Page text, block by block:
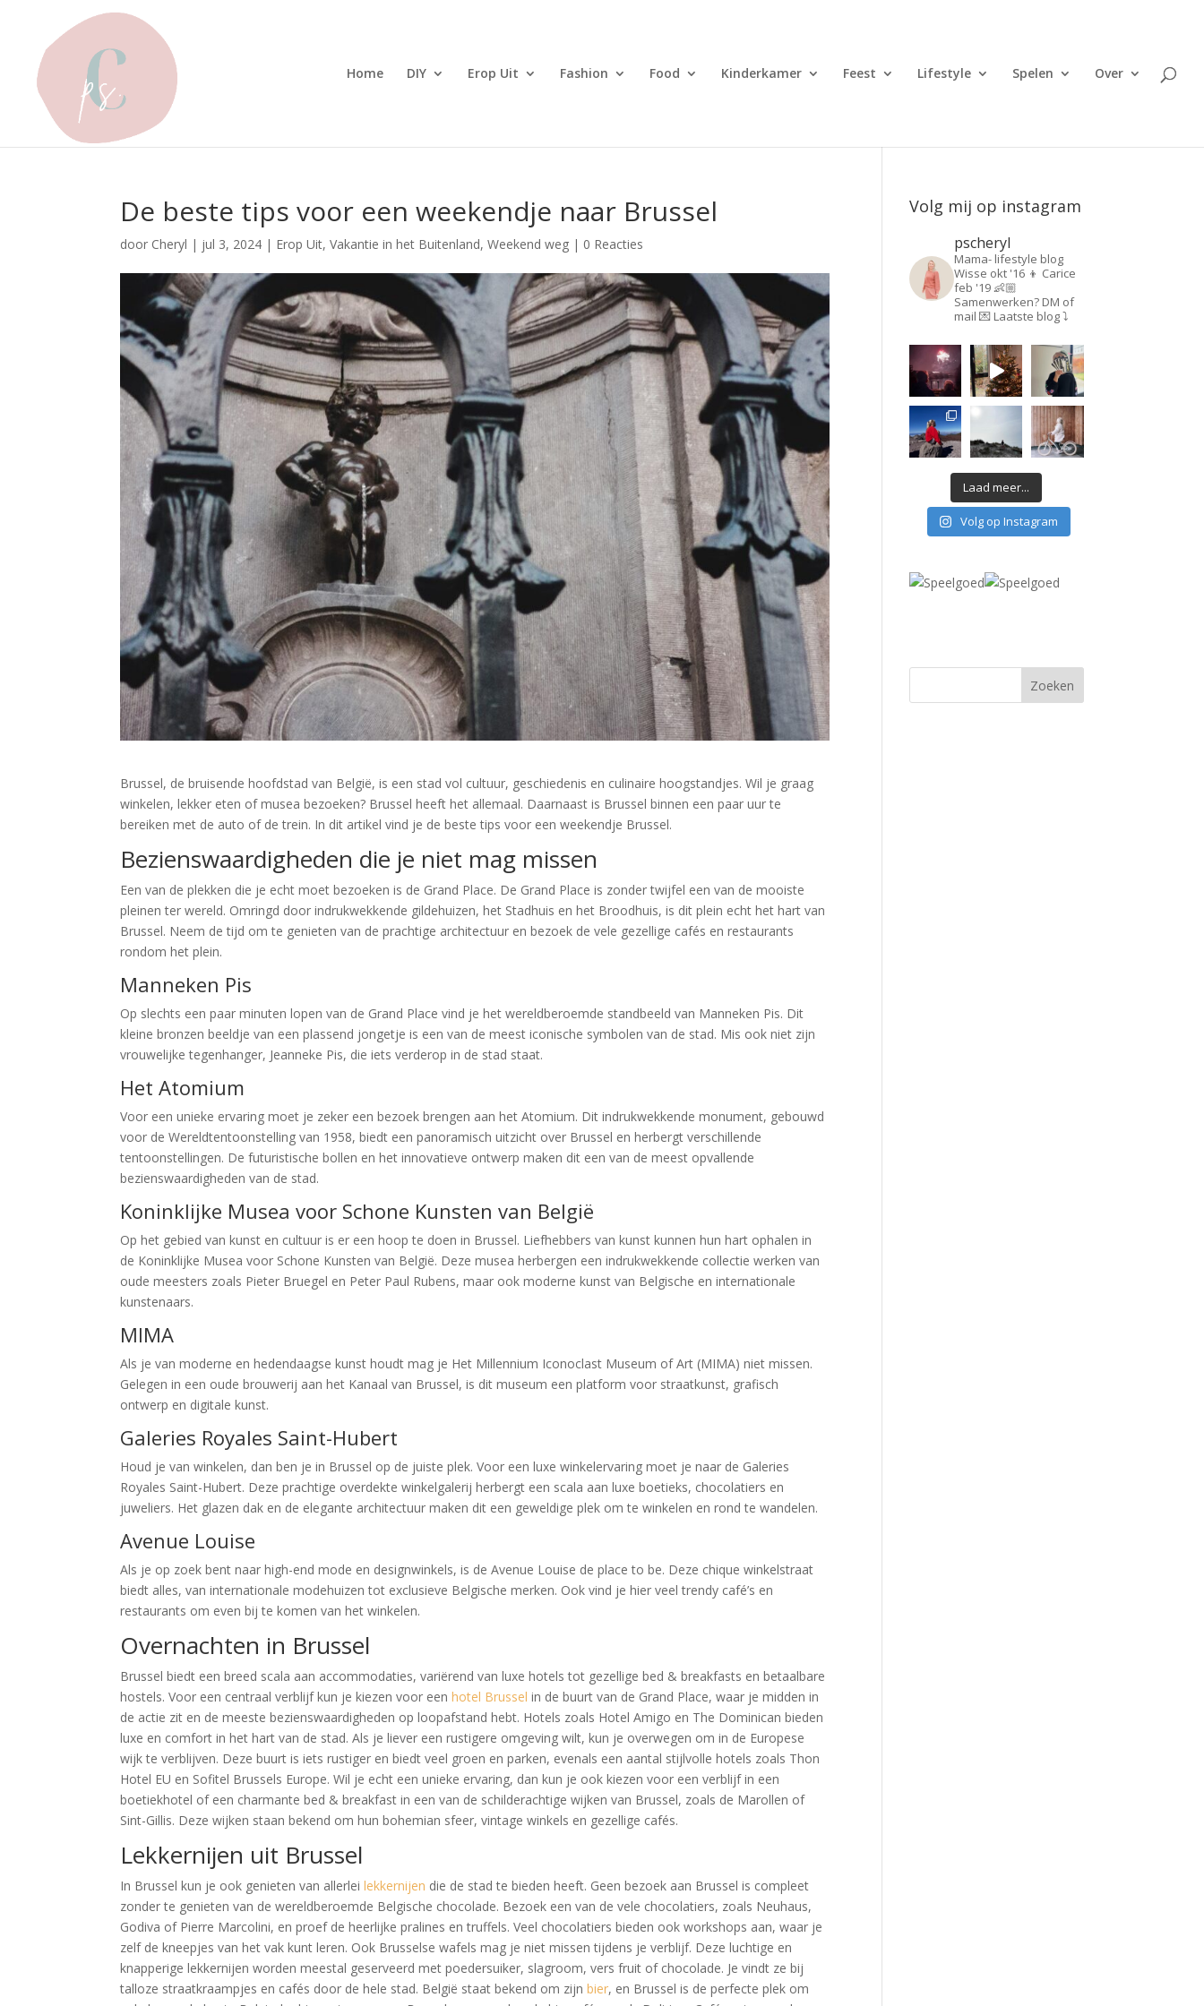
Home DIY Erop Uit Fashion Food Kinderkamer Feest Lifestyle Spelen Over
De beste tips voor een weekendje naar Brussel
door Cheryl | jul 3, 2024 | Erop Uit,Vakantie in het Buitenland,Weekend weg | 0 Reacties
Brussel, de bruisende hoofdstad van België, is een stad vol cultuur, geschiedenis en culinaire hoogstandjes. Wil je graag
winkelen, lekker eten of musea bezoeken? Brussel heeft het allemaal. Daarnaast is Brussel binnen een paar uur te
bereiken met de auto of de trein. In dit artikel vind je de beste tips voor een weekendje Brussel.
Bezienswaardigheden die je niet mag missen
Een van de plekken die je echt moet bezoeken is de Grand Place. De Grand Place is zonder twijfel een van de mooiste
pleinen ter wereld. Omringd door indrukwekkende gildehuizen, het Stadhuis en het Broodhuis, is dit plein echt het hart van
Brussel. Neem de tijd om te genieten van de prachtige architectuur en bezoek de vele gezellige cafés en restaurants
rondom het plein.
Manneken Pis
Op slechts een paar minuten lopen van de Grand Place vind je het wereldberoemde standbeeld van Manneken Pis. Dit
kleine bronzen beeldje van een plassend jongetje is een van de meest iconische symbolen van de stad. Mis ook niet zijn
vrouwelijke tegenhanger, Jeanneke Pis, die iets verderop in de stad staat.
Het Atomium
Voor een unieke ervaring moet je zeker een bezoek brengen aan het Atomium. Dit indrukwekkende monument, gebouwd
voor de Wereldtentoonstelling van 1958, biedt een panoramisch uitzicht over Brussel en herbergt verschillende
tentoonstellingen. De futuristische bollen en het innovatieve ontwerp maken dit een van de meest opvallende
bezienswaardigheden van de stad.
Koninklijke Musea voor Schone Kunsten van België
Op het gebied van kunst en cultuur is er een hoop te doen in Brussel. Liefhebbers van kunst kunnen hun hart ophalen in
de Koninklijke Musea voor Schone Kunsten van België. Deze musea herbergen een indrukwekkende collectie werken van
oude meesters zoals Pieter Bruegel en Peter Paul Rubens, maar ook moderne kunst van Belgische en internationale
kunstenaars.
MIMA
Als je van moderne en hedendaagse kunst houdt mag je Het Millennium Iconoclast Museum of Art (MIMA) niet missen.
Gelegen in een oude brouwerij aan het Kanaal van Brussel, is dit museum een platform voor straatkunst, grafisch
ontwerp en digitale kunst.
Galeries Royales Saint-Hubert
Houd je van winkelen, dan ben je in Brussel op de juiste plek. Voor een luxe winkelervaring moet je naar de Galeries
Royales Saint-Hubert. Deze prachtige overdekte winkelgalerij herbergt een scala aan luxe boetieks, chocolatiers en
juweliers. Het glazen dak en de elegante architectuur maken dit een geweldige plek om te winkelen en rond te wandelen.
Avenue Louise
Als je op zoek bent naar high-end mode en designwinkels, is de Avenue Louise de place to be. Deze chique winkelstraat
biedt alles, van internationale modehuizen tot exclusieve Belgische merken. Ook vind je hier veel trendy café’s en
restaurants om even bij te komen van het winkelen.
Overnachten in Brussel
Brussel biedt een breed scala aan accommodaties, variërend van luxe hotels tot gezellige bed & breakfasts en betaalbare
hostels. Voor een centraal verblijf kun je kiezen voor eenhotel Brussel in de buurt van de Grand Place, waar je midden in
de actie zit en de meeste bezienswaardigheden op loopafstand hebt. Hotels zoals Hotel Amigo en The Dominican bieden
luxe en comfort in het hart van de stad. Als je liever een rustigere omgeving wilt, kun je overwegen om in de Europese
wijk te verblijven. Deze buurt is iets rustiger en biedt veel groen en parken, evenals een aantal stijlvolle hotels zoals Thon
Hotel EU en Sofitel Brussels Europe. Wil je echt een unieke ervaring, dan kun je ook kiezen voor een verblijf in een
boetiekhotel of een charmante bed & breakfast in een van de schilderachtige wijken van Brussel, zoals de Marollen of
Sint-Gillis. Deze wijken staan bekend om hun bohemian sfeer, vintage winkels en gezellige cafés.
Lekkernijen uit Brussel
In Brussel kun je ook genieten van allerleilekkernijen die de stad te bieden heeft. Geen bezoek aan Brussel is compleet
zonder te genieten van de wereldberoemde Belgische chocolade. Bezoek een van de vele chocolatiers, zoals Neuhaus,
Godiva of Pierre Marcolini, en proef de heerlijke pralines en truffels. Veel chocolatiers bieden ook workshops aan, waar je
zelf de kneepjes van het vak kunt leren. Ook Brusselse wafels mag je niet missen tijdens je verblijf. Deze luchtige en
knapperige lekkernijen worden meestal geserveerd met poedersuiker, slagroom, vers fruit of chocolade. Je vindt ze bij
talloze straatkraampjes en cafés door de hele stad. België staat bekend om zijnbier, en Brussel is de perfecte plek om
Volg mij op instagram
pscheryl
Mama- lifestyle blog
Wisse okt '16 👦 Carice
feb '19 👶🏼
Samenwerken? DM of
mail 💌 Laatste blog ⤵️
Laad meer...
Volg op Instagram